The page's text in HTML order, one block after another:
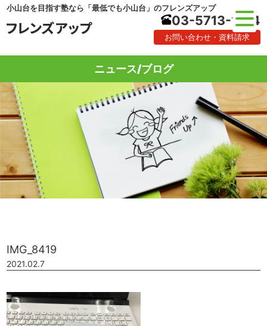
小山台を目指す塾なら「最低でも小山台」のフレンズアップ
03-5713-1184
お問い合わせ・資料請求
ニュース/ブログ
IMG_8419
2021.02.7